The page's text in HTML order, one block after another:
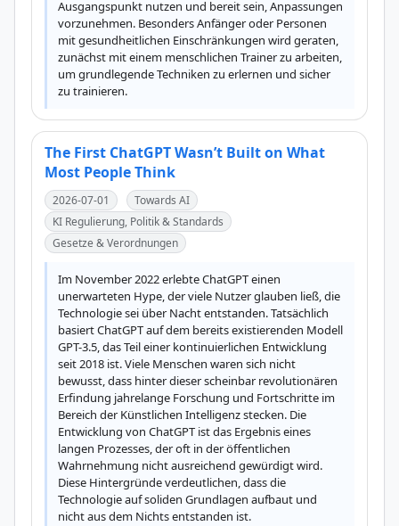
Ausgangspunkt nutzen und bereit sein, Anpassungen
vorzunehmen. Besonders Anfänger oder Personen
mit gesundheitlichen Einschränkungen wird geraten,
zunächst mit einem menschlichen Trainer zu arbeiten,
um grundlegende Techniken zu erlernen und sicher
zu trainieren.
The First ChatGPT Wasn’t Built on What
Most People Think
2026-07-01
Towards AI
KI Regulierung, Politik & Standards
Gesetze & Verordnungen
Im November 2022 erlebte ChatGPT einen
unerwarteten Hype, der viele Nutzer glauben ließ, die
Technologie sei über Nacht entstanden. Tatsächlich
basiert ChatGPT auf dem bereits existierenden Modell
GPT-3.5, das Teil einer kontinuierlichen Entwicklung
seit 2018 ist. Viele Menschen waren sich nicht
bewusst, dass hinter dieser scheinbar revolutionären
Erfindung jahrelange Forschung und Fortschritte im
Bereich der Künstlichen Intelligenz stecken. Die
Entwicklung von ChatGPT ist das Ergebnis eines
langen Prozesses, der oft in der öffentlichen
Wahrnehmung nicht ausreichend gewürdigt wird.
Diese Hintergründe verdeutlichen, dass die
Technologie auf soliden Grundlagen aufbaut und
nicht aus dem Nichts entstanden ist.